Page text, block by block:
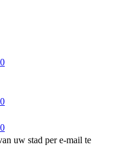
uw stad per e-mail te